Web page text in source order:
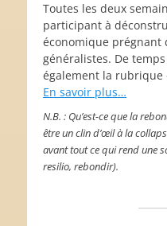
Toutes les deux
participant à
économique prégnant
généralistes. De
également la rubrique
En savoir plus…
N.B. : Qu’est-ce que la
être un clin d’œil à la
avant tout ce qui rend une
resilio, rebondir).